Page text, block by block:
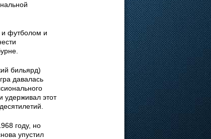
и футболом и
бильярд)
давалась
удерживал этот
году, но
упустил